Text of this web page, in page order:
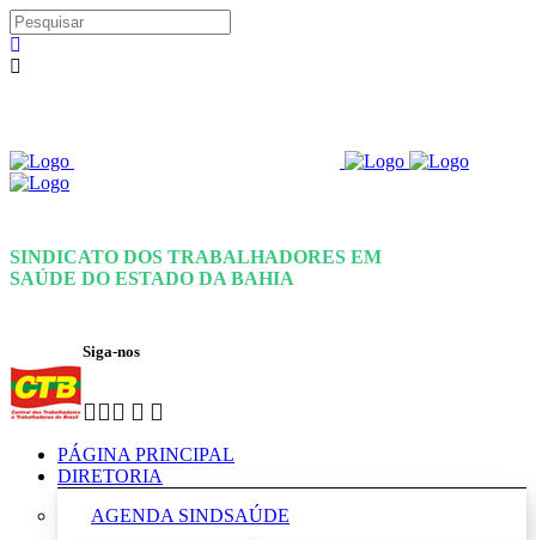
SINDICATO DOS TRABALHADORES EM
SAÚDE DO ESTADO DA BAHIA
Siga-nos
PÁGINA PRINCIPAL
DIRETORIA
AGENDA SINDSAÚDE